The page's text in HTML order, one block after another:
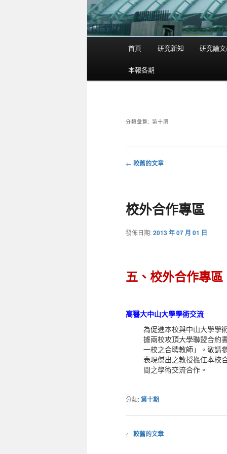
選
首頁 研究新知 研究論
本報各期
分類彙整: 第十期
導
覽
← 較舊的文章
校外合作專區
發佈日期:2013 年 07 月 01 日
五、校外合作專區
高醫大中山大學學術交流
為促進本校與中山大學學
據兩校攻頂大學聯盟合約
一校之合聘教師」。敬請
表現傑出之教授擔任本校
間之學術交流合作。
分類:第十期
← 較舊的文章